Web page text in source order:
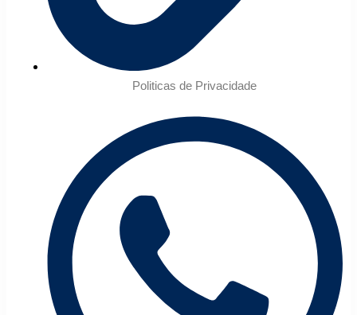
Politicas de Privacidade